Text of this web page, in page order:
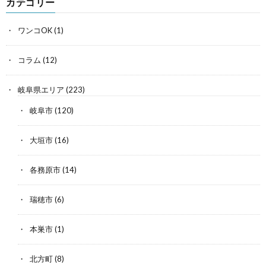
ワンコOK(1)
コラム (12)
岐阜県エリア (223)
岐阜市(120)
大垣市(16)
各務原市(14)
瑞穂市(6)
本巣市(1)
北方町(8)